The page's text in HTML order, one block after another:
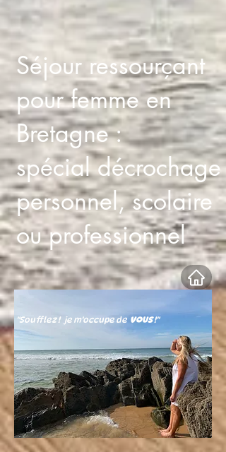
Séjour ressourçant
pour femme en
Bretagne :
spécial décrochage
personnel, scolaire
ou professionnel
"Soufflez ! je m'occupe de VOUS!"